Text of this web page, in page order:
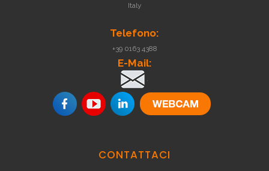
Italy
Telefono:
+39 0163 4388
E-Mail:
.
CONTATTACI